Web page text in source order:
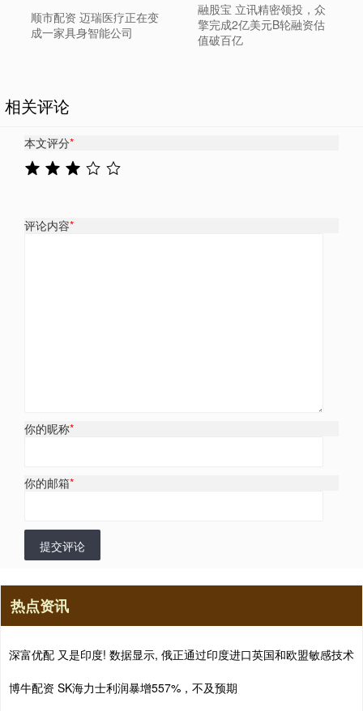
顺市配资 迈瑞医疗正在变
成一家具身智能公司
融股宝 立讯精密领投，众
擎完成2亿美元B轮融资估
值破百亿
相关评论
本文评分*
评论内容*
你的昵称*
你的邮箱*
提交评论
热点资讯
深富优配 又是印度! 数据显示, 俄正通过印度进口英国和欧盟敏感技术
博牛配资 SK海力士利润暴增557%，不及预期